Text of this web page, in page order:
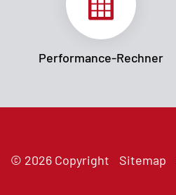
Performance-Rechner
© 2026 Copyright Sitemap